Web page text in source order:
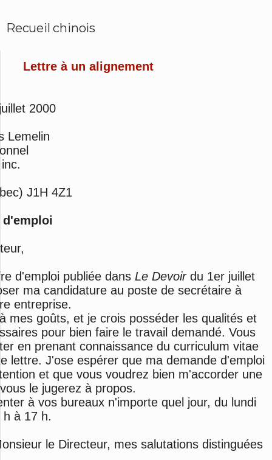
Recueil chinois
Lettre à un alignement
2000
Lemelin
J1H 4Z1
d'emploi
d'emploi publiée dans Le Devoir du 1er juillet
ma candidature au poste de secrétaire à
entreprise.
mes goûts, et je crois posséder les qualités et
pour bien faire le travail demandé. Vous
en prenant connaissance du curriculum vitae
lettre. J'ose espérer que ma demande d'emploi
et que vous voudrez bien m'accorder une
vous le jugerez à propos.
à vos bureaux n'importe quel jour, du lundi
h à 17 h.
le Directeur, mes salutations distinguées